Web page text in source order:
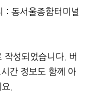
: 동서울종합터미널
작성되었습니다. 버
간 정보도 함께 아
.